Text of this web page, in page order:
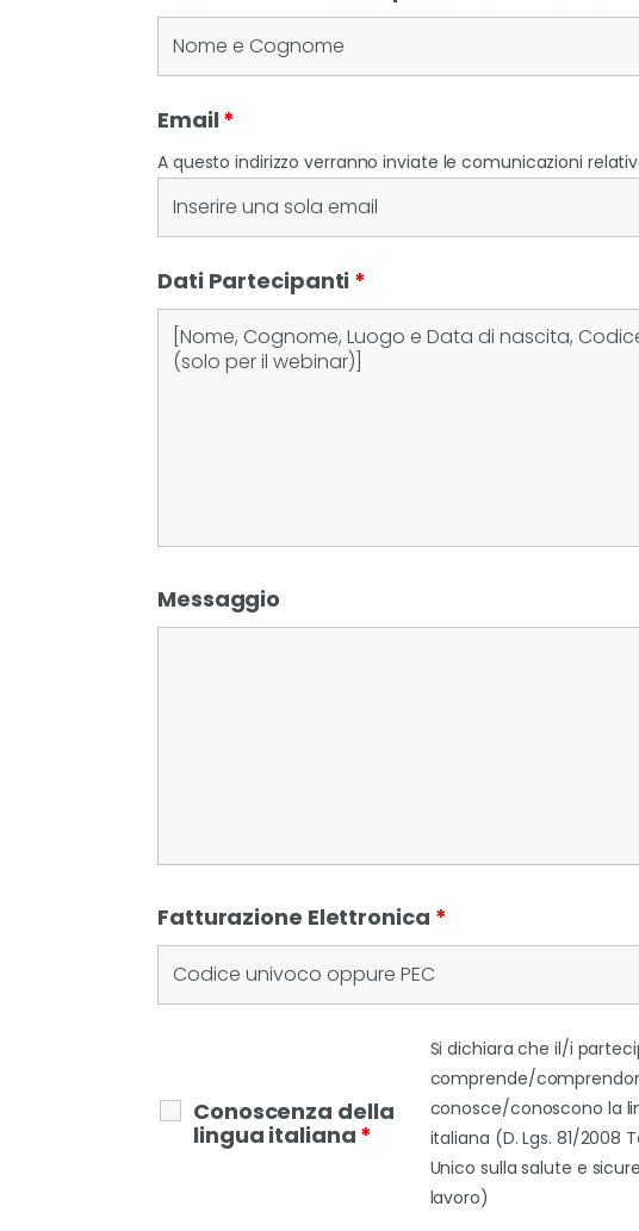
Email *
A questo indirizzo verranno inviate le comunicazioni
Dati Partecipanti *
Messaggio
Fatturazione Elettronica *
Conoscenza della
lingua italiana *
Si dichiara che il/i
comprende/
conosce/conoscono la
italiana (D. Lgs. 81/2008
Unico sulla salute e
lavoro)